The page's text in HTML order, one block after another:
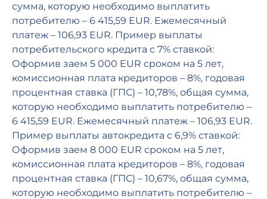
сумма, которую необходимо выплатить
потребителю – 6 415,59 EUR. Ежемесячный
платеж – 106,93 EUR. Пример выплаты
потребительского кредита с 7% ставкой:
Оформив заем 5 000 EUR сроком на 5 лет,
комиссионная плата кредиторов – 8%, годовая
процентная ставка (ГПС) – 10,78%, общая сумма,
которую необходимо выплатить потребителю –
6 415,59 EUR. Ежемесячный платеж – 106,93 EUR.
Пример выплаты автокредита с 6,9% ставкой:
Оформив заем 8 000 EUR сроком на 5 лет,
комиссионная плата кредиторов – 8%, годовая
процентная ставка (ГПС) – 10,67%, общая сумма,
которую необходимо выплатить потребителю –